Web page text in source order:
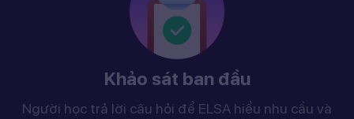
Khảo sát ban đầu
Người học trả lời câu hỏi để ELSA hiểu nhu cầu và